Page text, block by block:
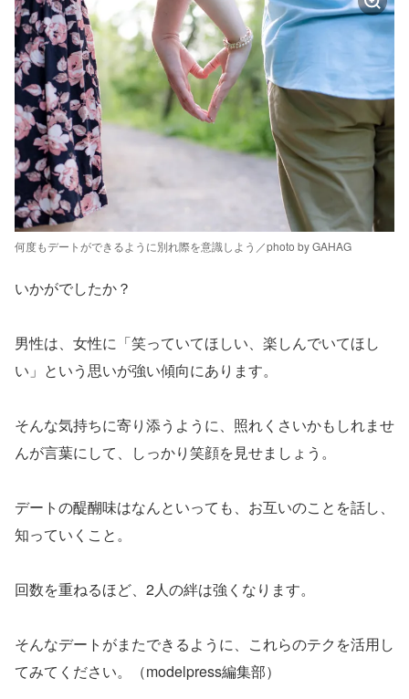
何度もデートができるように別れ際を意識しよう／photo by GAHAG
いかがでしたか？
男性は、女性に「笑っていてほしい、楽しんでいてほし
い」という思いが強い傾向にあります。
そんな気持ちに寄り添うように、照れくさいかもしれませ
んが言葉にして、しっかり笑顔を見せましょう。
デートの醍醐味はなんといっても、お互いのことを話し、
知っていくこと。
回数を重ねるほど、2人の絆は強くなります。
そんなデートがまたできるように、これらのテクを活用し
てみてください。（modelpress編集部）